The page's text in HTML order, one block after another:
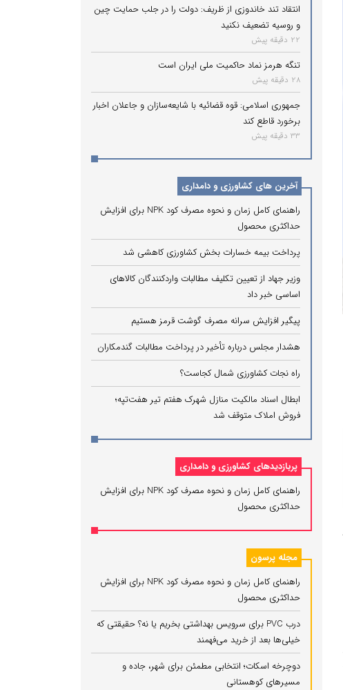
انتقاد تند خاندوزی از ظریف: دولت را در جلب حمایت چین
و روسیه تضعیف نکنید
22 دقیقه پیش
تنگه هرمز نماد حاکمیت ملی ایران است
28 دقیقه پیش
جمهوری اسلامی: قوه قضائیه با شایعه‌سازان و جاعلان اخبار
برخورد قاطع کند
33 دقیقه پیش
آخرین های کشاورزی و دامداری
راهنمای کامل زمان و نحوه مصرف کود NPK برای افزایش
حداکثری محصول
پرداخت بیمه خسارات بخش کشاورزی کاهشی شد
وزیر جهاد از تعیین تکلیف مطالبات واردکنندگان کالاهای
اساسی خبر داد
پیگیر افزایش سرانه مصرف گوشت قرمز هستیم
هشدار مجلس درباره تأخیر در پرداخت مطالبات گندمکاران
راه نجات کشاورزی شمال کجاست؟
ابطال اسناد مالکیت منازل شهرک هفتم تیر هفت‌تپه؛
فروش املاک متوقف شد
پربازدیدهای کشاورزی و دامداری
راهنمای کامل زمان و نحوه مصرف کود NPK برای افزایش
حداکثری محصول
مجله پرسون
راهنمای کامل زمان و نحوه مصرف کود NPK برای افزایش
حداکثری محصول
درب PVC برای سرویس بهداشتی بخریم یا نه؟ حقیقتی که
خیلی‌ها بعد از خرید می‌فهمند
دوچرخه اسکات؛ انتخابی مطمئن برای شهر، جاده و
مسیرهای کوهستانی